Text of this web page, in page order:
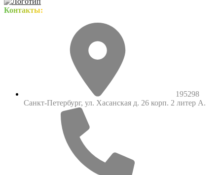
Контакты:
195298
Санкт-Петербург, ул. Хасанская д. 26 корп. 2 литер А.